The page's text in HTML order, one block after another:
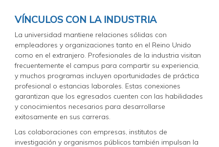
VÍNCULOS CON LA INDUSTRIA
La universidad mantiene relaciones sólidas con
empleadores y organizaciones tanto en el Reino Unido
como en el extranjero. Profesionales de la industria visitan
frecuentemente el campus para compartir su experiencia,
y muchos programas incluyen oportunidades de práctica
profesional o estancias laborales. Estas conexiones
garantizan que los egresados cuenten con las habilidades
y conocimientos necesarios para desarrollarse
exitosamente en sus carreras.
Las colaboraciones con empresas, institutos de
investigación y organismos públicos también impulsan la